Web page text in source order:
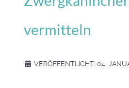
vermitteln
VERÖFFENTLICHT: 04.